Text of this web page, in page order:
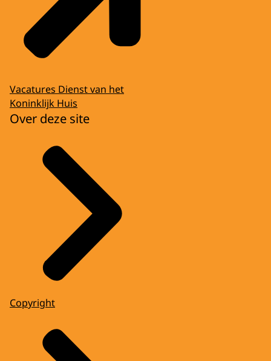
Vacatures Dienst van het
Koninklijk Huis
Over deze site
Copyright